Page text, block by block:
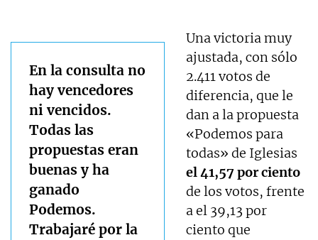
En la consulta no
hay vencedores
ni vencidos.
Todas las
propuestas eran
buenas y ha
ganado
Podemos.
Trabajaré por la
Una victoria muy
ajustada, con sólo
2.411 votos de
diferencia, que le
dan a la propuesta
«Podemos para
todas» de Iglesias
el 41,57 por ciento
de los votos, frente
a el 39,13 por
ciento que